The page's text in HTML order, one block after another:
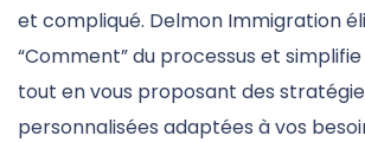
et compliqué. Delmon Immigration
“Comment” du processus et
tout en vous proposant des
personnalisées adaptées à vos